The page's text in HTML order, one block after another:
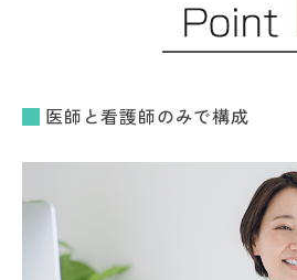
医師と看護師のみで構成